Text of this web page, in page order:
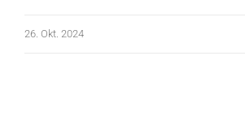
26. Okt. 2024